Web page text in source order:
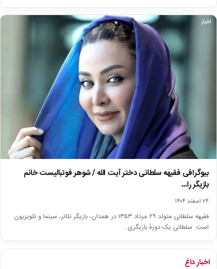
اخبار
بیوگرافی فقیهه سلطانی دختر آیت الله / شوهر فوتبالیست خانم
بازیگر را…
۲۴ اسفند ۱۴۰۴
فقیهه سلطانی متولد ۲۹ مرداد ۱۳۵۳ در همدان، بازیگر تئاتر، سینما و تلویزیون
است. سلطانی یک دورهٔ بازیگری…
اخبار داغ